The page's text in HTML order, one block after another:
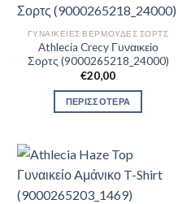
ΓΥΝΑΙΚΕΊΕΣ ΒΕΡΜΟΎΔΕΣ ΣΟΡΤΣ
Athlecia Crecy Γυναικείο
Σορτς (9000265218_24000)
€20,00
ΠΕΡΙΣΣΟΤΕΡΑ